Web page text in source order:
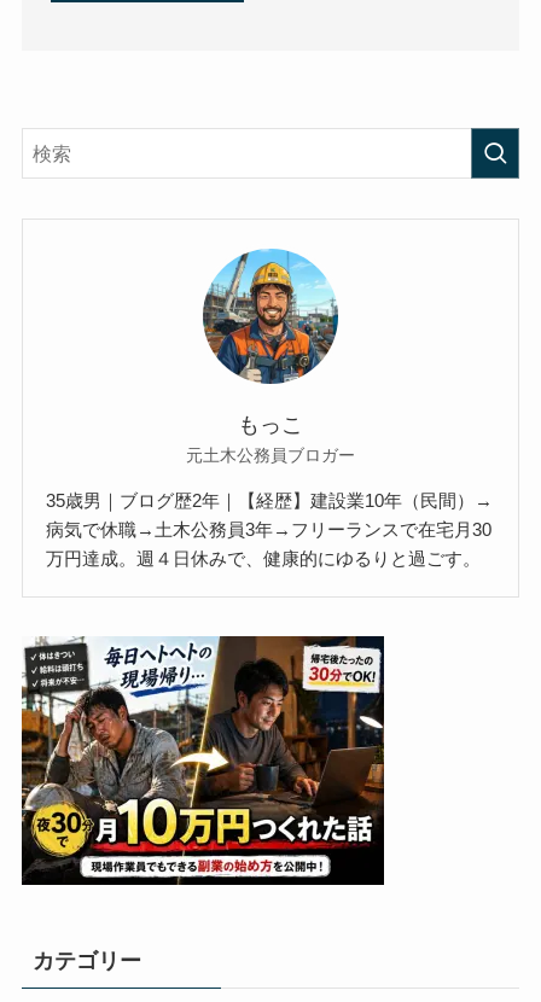
もっこ
元土木公務員ブロガー
35歳男｜ブログ歴2年｜【経歴】建設業10年（民間）→
病気で休職→土木公務員3年→フリーランスで在宅月30
万円達成。週４日休みで、健康的にゆるりと過ごす。
カテゴリー